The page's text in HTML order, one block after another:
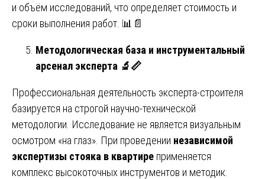
и объём исследований, что определяет стоимость и
сроки выполнения работ. 📊📄
Методологическая база и инструментальный
арсенал эксперта 🔬📏
Профессиональная деятельность эксперта-строителя
базируется на строгой научно-технической
методологии. Исследование не является визуальным
осмотром «на глаз». При проведении независимой
экспертизы стояка в квартире применяется
комплекс высокоточных инструментов и методик.